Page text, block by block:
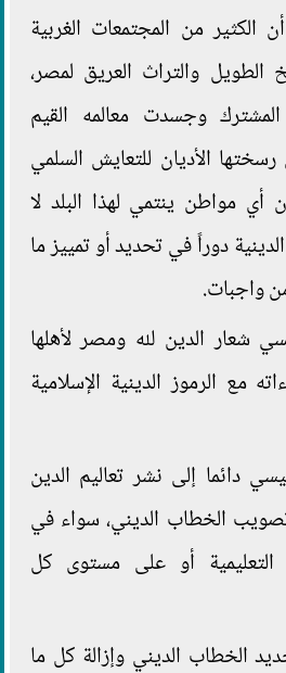
الكثير من المجتمعات الغربية
الطويل والتراث العريق لمصر،
وجسدت معالمه القيم
رسختها الأديان للتعايش السلمي
أي مواطن ينتمي لهذا البلد لا
دوراً في تحديد أو تمييز ما
واجبات.
شعار الدين لله ومصر لأهلها
مع الرموز الدينية الإسلامية
دائما إلى نشر تعاليم الدين
الخطاب الديني، سواء في
التعليمية أو على مستوى كل
الخطاب الديني وإزالة كل ما